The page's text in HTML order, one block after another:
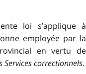
loi s’applique à
employée par la
en vertu de
correctionnels.